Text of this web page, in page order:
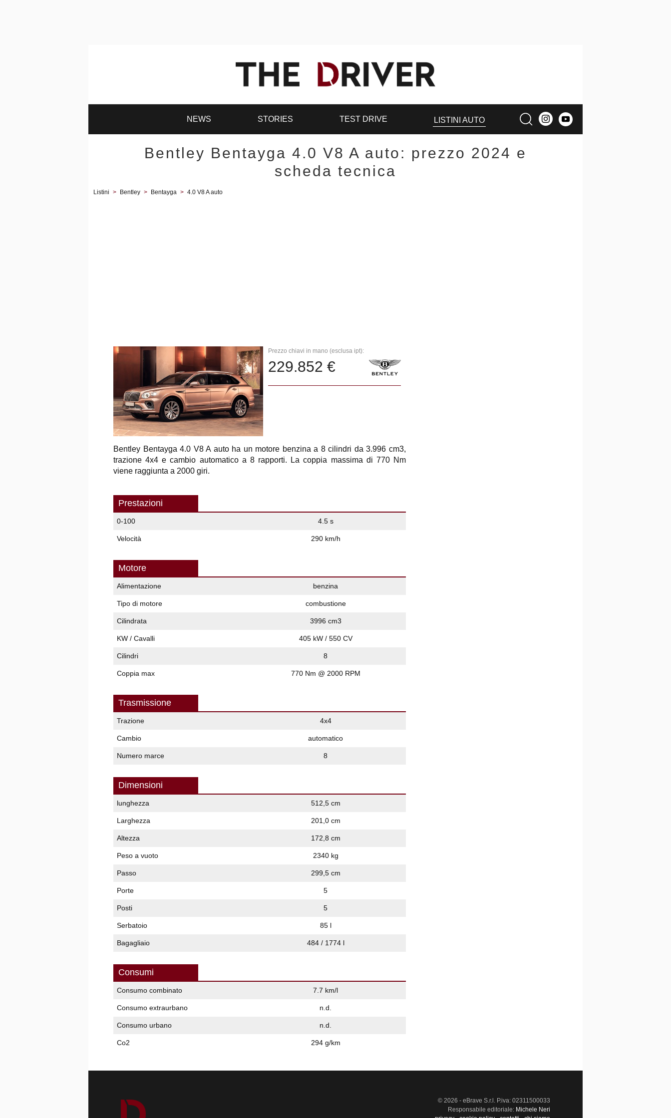
NEWS STORIES TEST DRIVE LISTINI AUTO
Bentley Bentayga 4.0 V8 A auto: prezzo 2024 e
scheda tecnica
Listini > Bentley > Bentayga > 4.0 V8 A auto
Prezzo chiavi in mano (esclusa ipt):
229.852 €
Bentley Bentayga 4.0 V8 A auto ha un motore benzina a 8 cilindri da 3.996 cm3,
trazione 4x4 e cambio automatico a 8 rapporti. La coppia massima di 770 Nm
viene raggiunta a 2000 giri.
Prestazioni
0-100 4.5 s
Velocità 290 km/h
Motore
Alimentazione benzina
Tipo di motore combustione
Cilindrata 3996 cm3
KW / Cavalli 405 kW / 550 CV
Cilindri 8
Coppia max 770 Nm @ 2000 RPM
Trasmissione
Trazione 4x4
Cambio automatico
Numero marce 8
Dimensioni
lunghezza 512,5 cm
Larghezza 201,0 cm
Altezza 172,8 cm
Peso a vuoto 2340 kg
Passo 299,5 cm
Porte 5
Posti 5
Serbatoio 85 l
Bagagliaio 484 / 1774 l
Consumi
Consumo combinato 7.7 km/l
Consumo extraurbano n.d.
Consumo urbano n.d.
Co2 294 g/km
© 2026 - eBrave S.r.l. P.iva: 02311500033
Responsabile editoriale: Michele Neri